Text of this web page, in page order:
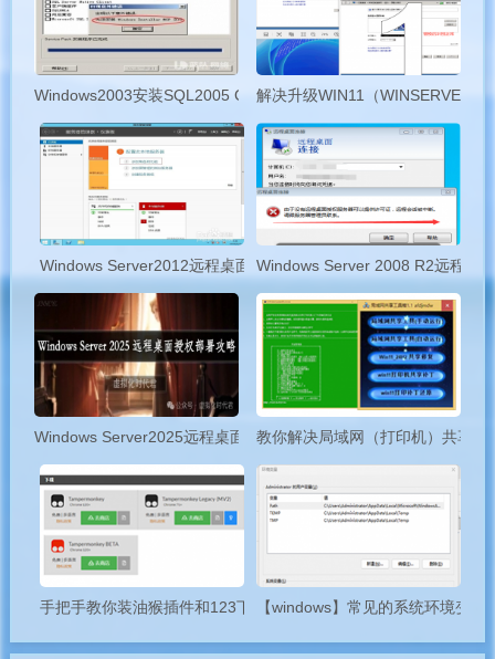
sendcmd
—开永久telnet（密码Zte521）—
sendcmd
DB p TelnetCfg
sendcmd
DB set TelnetCfg
sendcmd
DB set TelnetCfg 0
sendcmd
DB TelnetCfg 0
sendcmd 1 DB set TelnetCfg 0
DB
sendcmd
set TelnetCfg 0
sendcmd 1 DB set TelnetCfg 0
sendcmd 1 DB set TelnetCfg 0
sendcmd
1 DB set TelnetCfg 0
sendcmd 1 DB set TelnetCfg 0
sendcmd 1
DB save
reboot
    重启之后会生效
—备份mtd0分区C
dd if=/dev/mtd0 of=
Copy
Windows2003安装SQL2005 CD2闪退SQL2005 SP4补丁报错
解决升级WIN11（
Windows Server2012远程桌面服务配置和授权激活
Windows Server 2008 R2远程桌
Windows Server2025远程桌面服务配置和授权激活
教你解决局域网（打印机）共享问
手把手教你装油猴插件和123下载脚本！【windows】常见的系统环境变